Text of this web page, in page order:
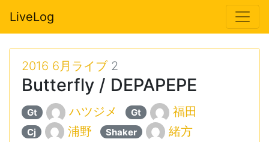
LiveLog
2016 6月ライブ2
Butterfly / DEPAPEPE
Gt ハツジメ Gt 福田
Cj 浦野 Shaker 緒方